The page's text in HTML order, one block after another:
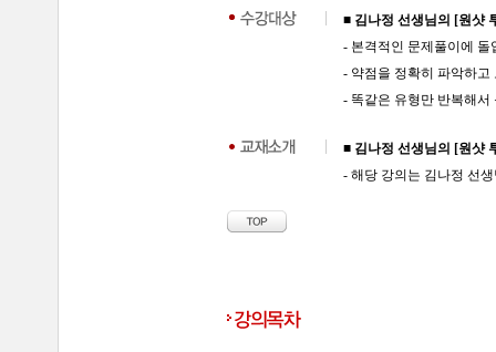
■ 김나정 선생님의 [원샷
- 본격적인 문제풀이에
- 약점을 정확히 파악하
- 똑같은 유형만 반복해서
■ 김나정 선생님의 [원샷
- 해당 강의는 김나정 선